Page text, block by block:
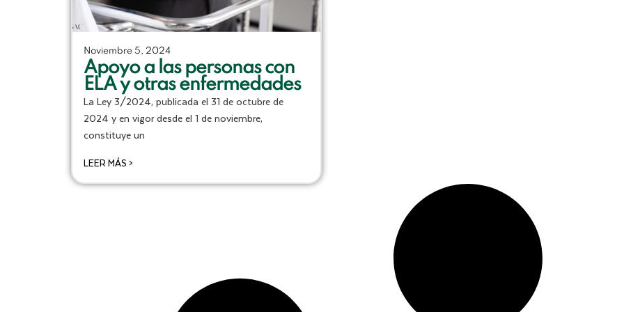
Noviembre 5, 2024
Apoyo a las personas con
ELA y otras enfermedades
La Ley 3/2024, publicada el 31 de octubre de
2024 y en vigor desde el 1 de noviembre,
constituye un
LEER MÁS >